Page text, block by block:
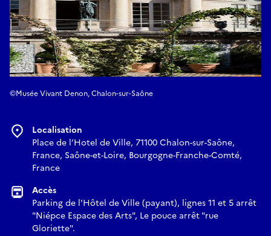
©Musée Vivant Denon, Chalon-sur-Saône
Localisation
Place de l’Hotel de Ville, 71100 Chalon-sur-Saône,
France, Saône-et-Loire, Bourgogne-Franche-Comté,
France
Accès
Parking de l'Hôtel de Ville (payant), lignes 11 et 5 arrêt
"Niépce Espace des Arts", Le pouce arrêt "rue
Gloriette".